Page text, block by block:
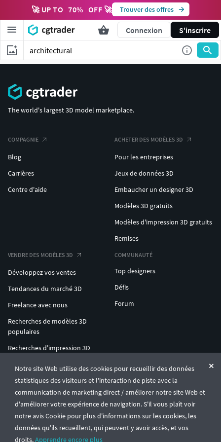
🚀 UP TO 70% OFF 🚀 Trouver des offres
Connexion S'inscrire
Notre site Web utilise des cookies pour recueillir des données
statistiques des visiteurs et l'interaction de piste avec la
communication de marketing direct / améliorer notre site Web et
d'améliorer votre expérience de navigation. S'il vous plaît voir
notre avis Cookie pour plus d'informations sur les cookies, les
données qu'ils recueillent, qui peuvent y avoir accès, et vos
droits.Apprendre encore plus
The world's largest 3D model marketplace.
COMPAGNIE
Blog
Carrières
Centre d'aide
ACHETER DES MODÈLES 3D
Pour les entreprises
Jeux de données 3D
Embaucher un designer 3D
Modèles 3D gratuits
Modèles d'impression 3D gratuits
Remises
VENDRE DES MODÈLES 3D
Développez vos ventes
Tendances du marché 3D
Freelance avec nous
Recherches de modèles 3D
populaires
Recherches d'impression 3D
COMMUNAUTÉ
Top designers
Défis
Forum
ENTERPRISE 3D AT SCALE
© CGTrader 2011-2026
UAB CGTrader, Antakalnio st. 17, Vilnius, Lithuania
Conditions généralesConfidentialité🇫🇷 Français